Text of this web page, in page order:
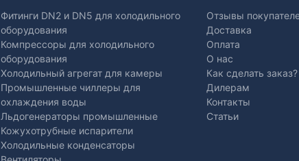
Фитинги DN2 и DN5 для холодильного
оборудования
Компрессоры для холодильного
оборудования
Холодильный агрегат для камеры
Промышленные чиллеры для
охлаждения воды
Льдогенераторы промышленные
Кожухотрубные испарители
Холодильные конденсаторы
Отзывы
Доставка
Оплата
О нас
Как сделать заказ?
Дилерам
Контакты
Статьи